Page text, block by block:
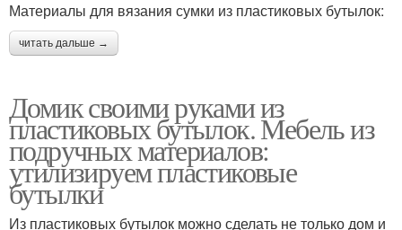
Материалы для вязания сумки из пластиковых бутылок:
читать дальше →
Домик своими руками из
пластиковых бутылок. Мебель из
подручных материалов:
утилизируем пластиковые
бутылки
Из пластиковых бутылок можно сделать не только дом и